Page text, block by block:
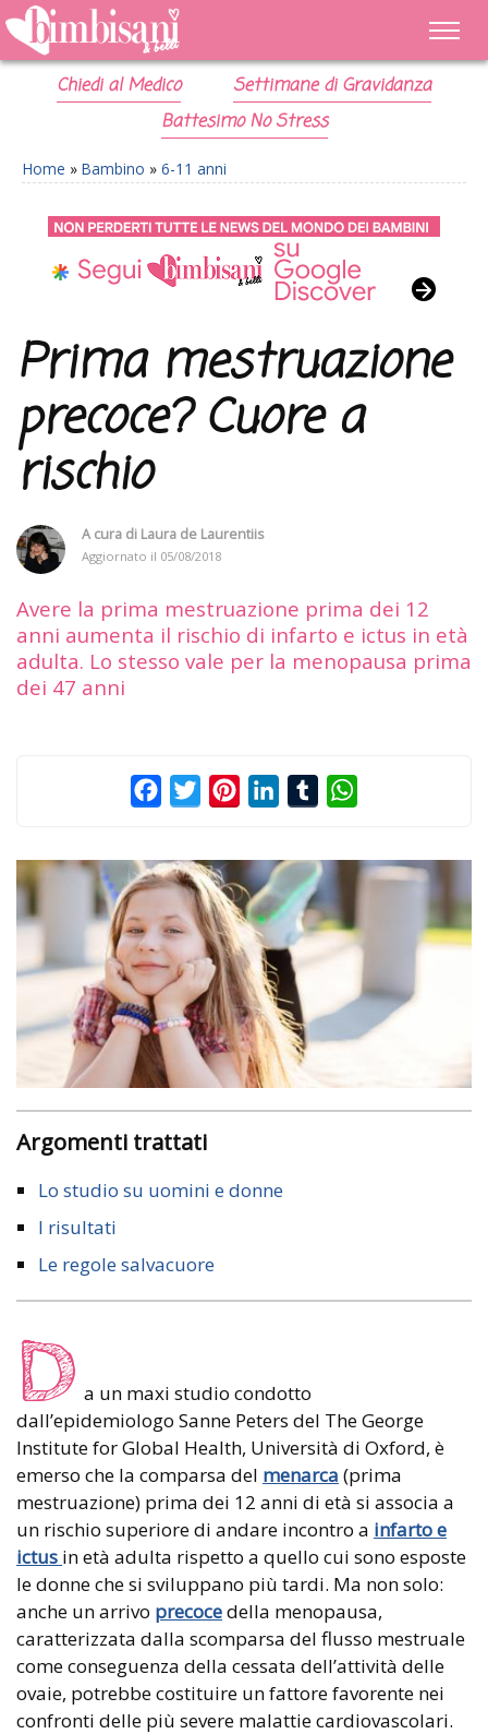
Chiedi al Medico
Settimane di Gravidanza
Battesimo No Stress
Home » Bambino » 6-11 anni
Prima mestruazione
precoce? Cuore a
rischio
A cura di Laura de Laurentiis
Aggiornato il 05/08/2018
Avere la prima mestruazione prima dei 12
anni aumenta il rischio di infarto e ictus in età
adulta. Lo stesso vale per la menopausa prima
dei 47 anni
FacebookTwitterPinterestLinkedInTumblr
Argomenti trattati
Lo studio su uomini e donne
I risultati
Le regole salvacuore
D a un maxi studio condotto
dall’epidemiologo Sanne Peters del The George
Institute for Global Health, Università di Oxford, è
emerso che la comparsa del menarca (prima
mestruazione) prima dei 12 anni di età si associa a
un rischio superiore di andare incontro a infarto e
ictus in età adulta rispetto a quello cui sono esposte
le donne che si sviluppano più tardi. Ma non solo:
anche un arrivo precocedella menopausa,
caratterizzata dalla scomparsa del flusso mestruale
come conseguenza della cessata dell’attività delle
ovaie, potrebbe costituire un fattore favorente nei
confronti delle più severe malattie cardiovascolari.